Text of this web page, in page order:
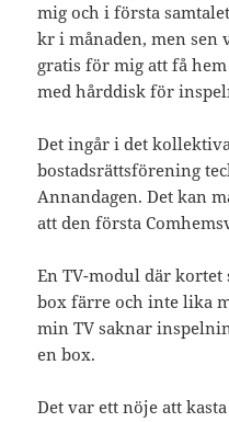
mig och i första
kr i månaden, men sen
gratis för mig att få
med hårddisk för
Det ingår i det
bostadsrättsförening
Annandagen. Det kan
att den första
En TV-modul där
box färre och inte lika
min TV saknar
en box.
Det var ett nöje att